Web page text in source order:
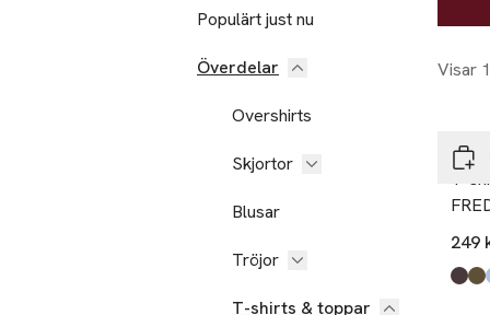
Populärt just nu
Överdelar
Overshirts
Skjortor
Blusar
Tröjor
T-shirts & toppar
Visar
T-
249
Dk
Khaki
Lt
Navy,